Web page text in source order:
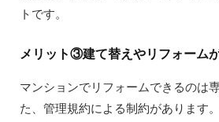
トです。
メリット③建て替えやリフォーム
マンションでリフォームできるのは
た、管理規約による制約があります